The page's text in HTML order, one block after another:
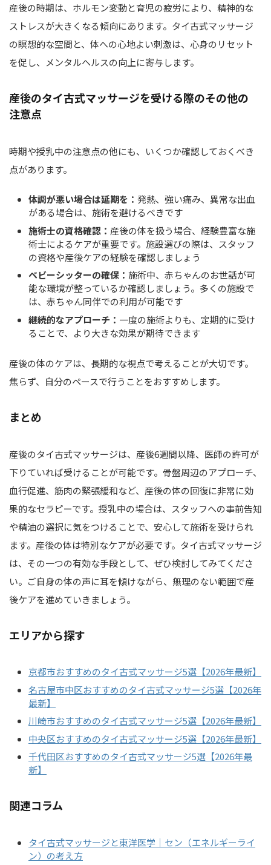
産後の時期は、ホルモン変動と育児の疲労により、精神的な
ストレスが大きくなる傾向にあります。タイ古式マッサージ
の瞑想的な空間と、体への心地よい刺激は、心身のリセット
を促し、メンタルヘルスの向上に寄与します。
産後のタイ古式マッサージを受ける際のその他の
注意点
時期や授乳中の注意点の他にも、いくつか確認しておくべき
点があります。
体調が悪い場合は延期を： 発熱、強い痛み、異常な出血
がある場合は、施術を避けるべきです
施術士の資格確認： 産後の体を扱う場合、経験豊富な施
術士によるケアが重要です。施設選びの際は、スタッフ
の資格や産後ケアの経験を確認しましょう
ベビーシッターの確保： 施術中、赤ちゃんのお世話が可
能な環境が整っているか確認しましょう。多くの施設で
は、赤ちゃん同伴での利用が可能です
継続的なアプローチ： 一度の施術よりも、定期的に受け
ることで、より大きな効果が期待できます
産後の体のケアは、長期的な視点で考えることが大切です。
焦らず、自分のペースで行うことをおすすめします。
まとめ
産後のタイ古式マッサージは、産後6週間以降、医師の許可が
下りていれば受けることが可能です。骨盤周辺のアプローチ、
血行促進、筋肉の緊張緩和など、産後の体の回復に非常に効
果的なセラピーです。授乳中の場合は、スタッフへの事前告知
や精油の選択に気をつけることで、安心して施術を受けられ
ます。産後の体は特別なケアが必要です。タイ古式マッサージ
は、その一つの有効な手段として、ぜひ検討してみてくださ
い。ご自身の体の声に耳を傾けながら、無理のない範囲で産
後ケアを進めていきましょう。
エリアから探す
京都市おすすめのタイ古式マッサージ5選【2026年最新】
名古屋市中区おすすめのタイ古式マッサージ5選【2026年
最新】
川崎市おすすめのタイ古式マッサージ5選【2026年最新】
中央区おすすめのタイ古式マッサージ5選【2026年最新】
千代田区おすすめのタイ古式マッサージ5選【2026年最
新】
関連コラム
タイ古式マッサージと東洋医学｜セン（エネルギーライ
ン）の考え方